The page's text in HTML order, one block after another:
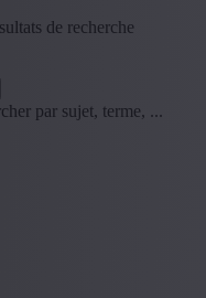
de recherche
par sujet, terme, ...